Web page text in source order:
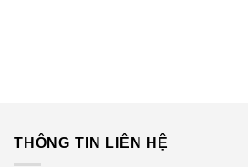
THÔNG TIN LIÊN HỆ